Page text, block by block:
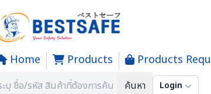
Home Products Products
ค้นหา Login
SECTION 80 COMPRESSOR AIR - เครื่องอัดอากาศ เค